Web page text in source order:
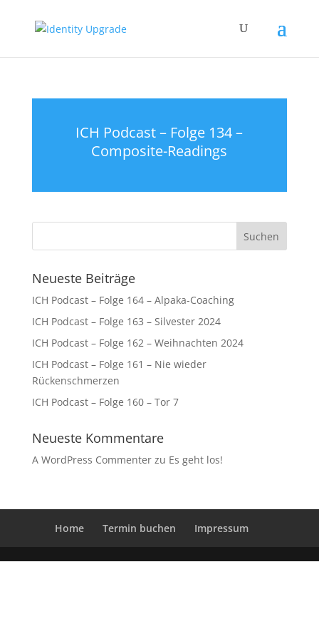
ICH Podcast – Folge 134 –
Composite-Readings
Neueste Beiträge
ICH Podcast – Folge 164 – Alpaka-Coaching
ICH Podcast – Folge 163 – Silvester 2024
ICH Podcast – Folge 162 – Weihnachten 2024
ICH Podcast – Folge 161 – Nie wieder
Rückenschmerzen
ICH Podcast – Folge 160 – Tor 7
Neueste Kommentare
A WordPress Commenterzu Es geht los!
Home Termin buchen Impressum